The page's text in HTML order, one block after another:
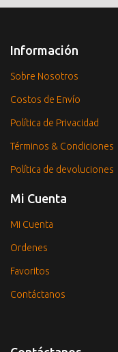
Información
Sobre Nosotros
Costos de Envío
Política de Privacidad
Términos & Condiciones
Política de devoluciones
Mi Cuenta
Mi Cuenta
Ordenes
Favoritos
Contáctanos